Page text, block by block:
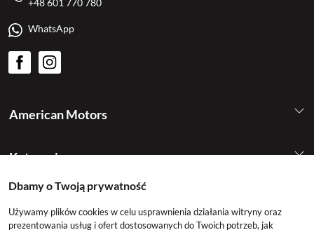
American Motors
Kategorie
+48 601 770 780
WhatsApp
Dbamy o Twoją prywatność
Używamy plików cookies w celu usprawnienia działania witryny oraz
prezentowania usług i ofert dostosowanych do Twoich potrzeb, jak